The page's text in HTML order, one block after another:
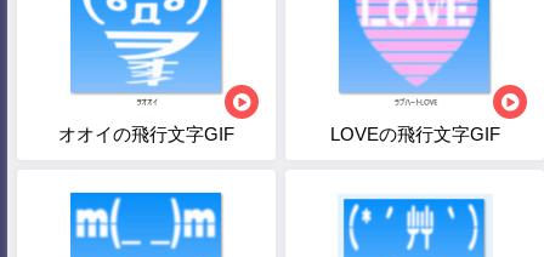
オオイの飛行文字GIF LOVEの飛行文字GIF